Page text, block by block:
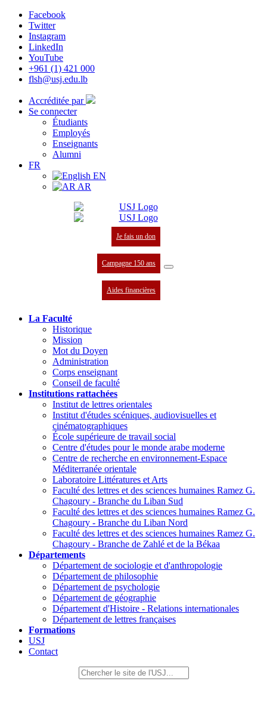
Facebook
Twitter
Instagram
LinkedIn
YouTube
+961 (1) 421 000
flsh@usj.edu.lb
Accréditée par
Se connecter
Étudiants
Employés
Enseignants
Alumni
FR
EN
AR
Je fais un don
Campagne 150 ans
Aides financières
La Faculté
Historique
Mission
Mot du Doyen
Administration
Corps enseignant
Conseil de faculté
Institutions rattachées
Institut de lettres orientales
Institut d'études scéniques, audiovisuelles et
cinématographiques
École supérieure de travail social
Centre d'études pour le monde arabe moderne
Centre de recherche en environnement-Espace
Méditerranée orientale
Laboratoire Littératures et Arts
Faculté des lettres et des sciences humaines Ramez G.
Chagoury - Branche du Liban Sud
Faculté des lettres et des sciences humaines Ramez G.
Chagoury - Branche du Liban Nord
Faculté des lettres et des sciences humaines Ramez G.
Chagoury - Branche de Zahlé et de la Békaa
Départements
Département de sociologie et d'anthropologie
Département de philosophie
Département de psychologie
Département de géographie
Département d'Histoire - Relations internationales
Département de lettres françaises
Formations
USJ
Contact